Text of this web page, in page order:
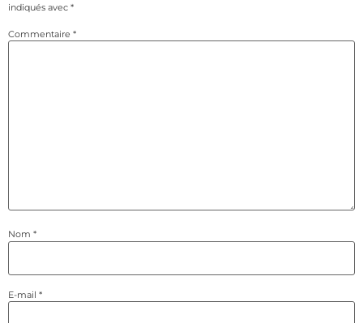
indiqués avec *
Commentaire *
Nom *
E-mail *